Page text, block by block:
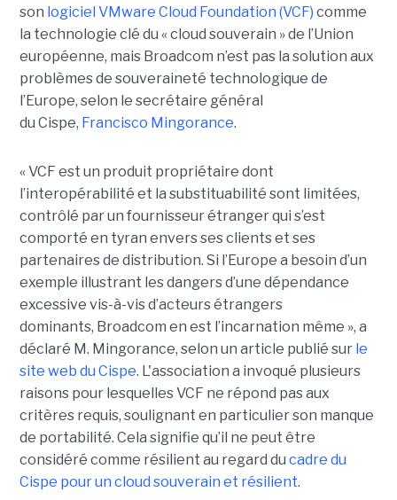
son logiciel VMware Cloud Foundation (VCF) comme
la technologie clé du « cloud souverain » de l’Union
européenne, mais Broadcom n’est pas la solution aux
problèmes de souveraineté technologique de
l’Europe, selon le secrétaire général
du Cispe, Francisco Mingorance.
« VCF est un produit propriétaire dont
l’interopérabilité et la substituabilité sont limitées,
contrôlé par un fournisseur étranger qui s’est
comporté en tyran envers ses clients et ses
partenaires de distribution. Si l’Europe a besoin d’un
exemple illustrant les dangers d’une dépendance
excessive vis-à-vis d’acteurs étrangers
dominants, Broadcom en est l’incarnation même », a
déclaré M. Mingorance, selon un article publié sur le
site web du Cispe. L'association a invoqué plusieurs
raisons pour lesquelles VCF ne répond pas aux
critères requis, soulignant en particulier son manque
de portabilité. Cela signifie qu’il ne peut être
considéré comme résilient au regard du cadre du
Cispe pour un cloud souverain et résilient.